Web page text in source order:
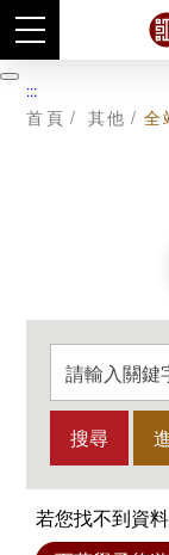
跳
到
暫
停
:::
首頁 其他 全
請
輸
入
關
若您找不到資